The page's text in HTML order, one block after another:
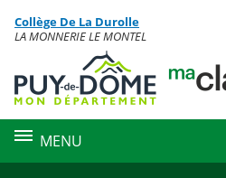
Menu de la rubrique
Contenu
Collège De La Durolle
LA MONNERIE LE MONTEL
MENU